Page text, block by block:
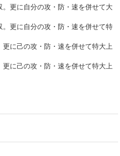
更に自分の攻・防・速を併せて大
更に自分の攻・防・速を併せて特
に己の攻・防・速を併せて特大上
に己の攻・防・速を併せて特大上